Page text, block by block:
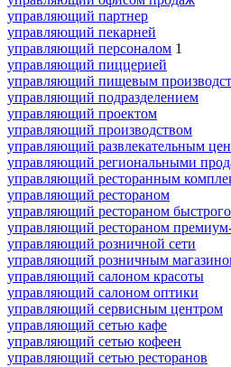
управляющий партнер
управляющий пекарней
управляющий персоналом 1
управляющий пиццерией
управляющий пищевым
управляющий подразделением
управляющий проектом
управляющий производством
управляющий развлекательным
управляющий региональными
управляющий ресторанным
управляющий рестораном
управляющий рестораном
управляющий рестораном премиум-
управляющий розничной сети
управляющий розничным
управляющий салоном красоты
управляющий салоном оптики
управляющий сервисным центром
управляющий сетью кафе
управляющий сетью кофеен
управляющий сетью ресторанов